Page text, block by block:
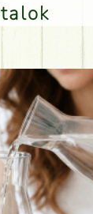
Italok